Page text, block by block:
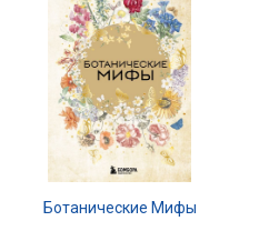
Ботанические Мифы